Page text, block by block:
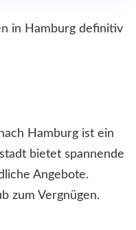
in Hamburg definitiv
Hamburg ist ein
bietet spannende
Angebote.
zum Vergnügen.